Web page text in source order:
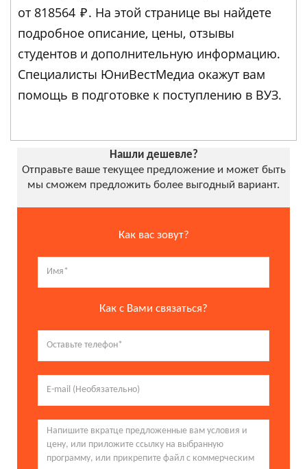
от 818564 ₽. На этой странице вы найдете
подробное описание, цены, отзывы
студентов и дополнительную информацию.
Специалисты ЮниВестМедиа окажут вам
помощь в подготовке к поступлению в ВУЗ.
Нашли дешевле?
Отправьте ваше текущее предложение и может быть
мы сможем предложить более выгодный вариант.
Как вас зовут?
Как с Вами связаться?